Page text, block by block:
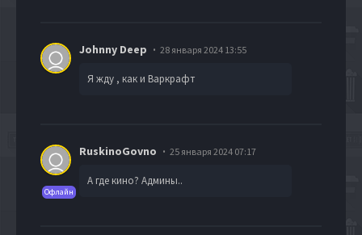
Johnny Deep 28 января 2024 13:55
Я жду , как и Варкрафт
Офлайн
RuskinoGovno 25 января 2024 07:17
А где кино? Админы..